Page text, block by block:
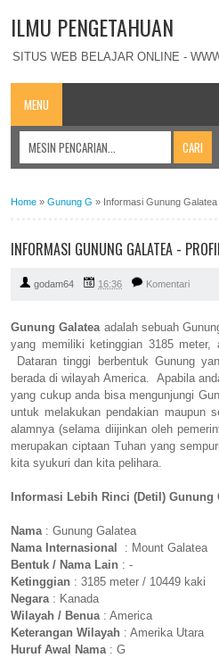
ILMU PENGETAHUAN
SITUS WEB BELAJAR ONLINE -
MENU
Home » Gunung G » Informasi Gunung
INFORMASI GUNUNG GALATEA -
godam64 16:36 Komentari
Gunung Galateaadalah sebuah
yang memiliki ketinggian 3185 meter,
Dataran tinggi berbentuk Gunung
berada di wilayah America. Apabila
yang cukup anda bisa mengunjungi
untuk melakukan pendakian maupun
alamnya (selama diijinkan oleh
merupakan ciptaan Tuhan yang
kita syukuri dan kita pelihara.
Informasi Lebih Rinci (Detil) Gunung
Nama: Gunung Galatea
Nama Internasional
: Mount Galatea
Bentuk / Nama Lain : -
Ketinggian : 3185 meter / 10449 kaki
Negara: Kanada
Wilayah / Benua: America
Keterangan Wilayah : Amerika Utara
Huruf Awal Nama: G